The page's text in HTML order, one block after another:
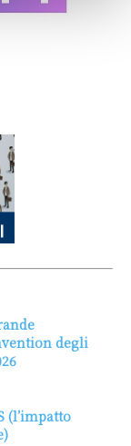
degli
(l’impatto